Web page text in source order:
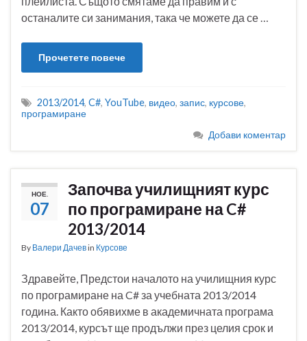
останалите си занимания, така че можете да се …
Прочетете повече
2013/2014, C#, YouTube, видео, запис, курсове,
програмиране
Добави коментар
НОЕ.
07
Започва училищният курс
по програмиране на C#
2013/2014
By Валери Дачевin Курсове
Здравейте, Предстои началото на училищния курс
по програмиране на C# за учебната 2013/2014
година. Както обявихме в академичната програма
2013/2014, курсът ще продължи през целия срок и